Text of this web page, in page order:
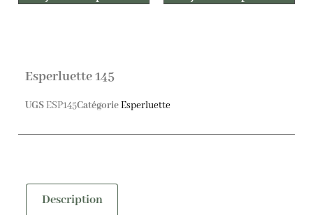
Esperluette 145
UGSESP145CatégorieEsperluette
Description